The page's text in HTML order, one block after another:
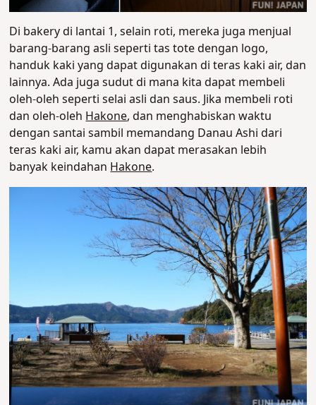
Di bakery di lantai 1, selain roti, mereka juga menjual
barang-barang asli seperti tas tote dengan logo,
handuk kaki yang dapat digunakan di teras kaki air, dan
lainnya. Ada juga sudut di mana kita dapat membeli
oleh-oleh seperti selai asli dan saus. Jika membeli roti
dan oleh-olehHakone, dan menghabiskan waktu
dengan santai sambil memandang Danau Ashi dari
teras kaki air, kamu akan dapat merasakan lebih
banyak keindahanHakone.